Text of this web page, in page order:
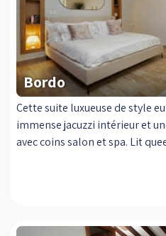
Bordo
Cette suite luxueuse de style
immense jacuzzi intérieur et
avec coins salon et spa. Lit
équipée, micro-ondes,
à huile de haute qualité, un